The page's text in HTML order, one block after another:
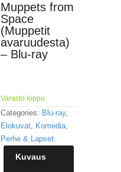
Muppets from
Space
(Muppetit
avaruudesta)
– Blu-ray
Varasto loppu
Categories: Blu-ray,
Elokuvat, Komedia,
Perhe & Lapset.
Kuvaus